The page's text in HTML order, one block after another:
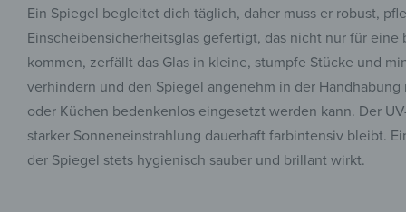
Ein Spiegel begleitet dich täglich, daher muss er robust,
Einscheibensicherheitsglas gefertigt, das nicht nur für
kommen, zerfällt das Glas in kleine, stumpfe Stücke und
verhindern und den Spiegel angenehm in der
oder Küchen bedenkenlos eingesetzt werden kann. Der
starker Sonneneinstrahlung dauerhaft farbintensiv bleibt.
der Spiegel stets hygienisch sauber und brillant wirkt.